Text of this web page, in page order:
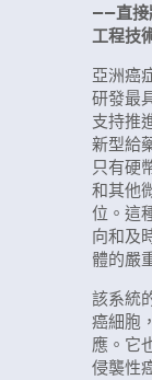
——直接
工程技
亞洲癌
研發最
支持推
新型給
只有硬
和其他
位。這
向和及
體的嚴
該系統
癌細胞
應。它
侵襲性